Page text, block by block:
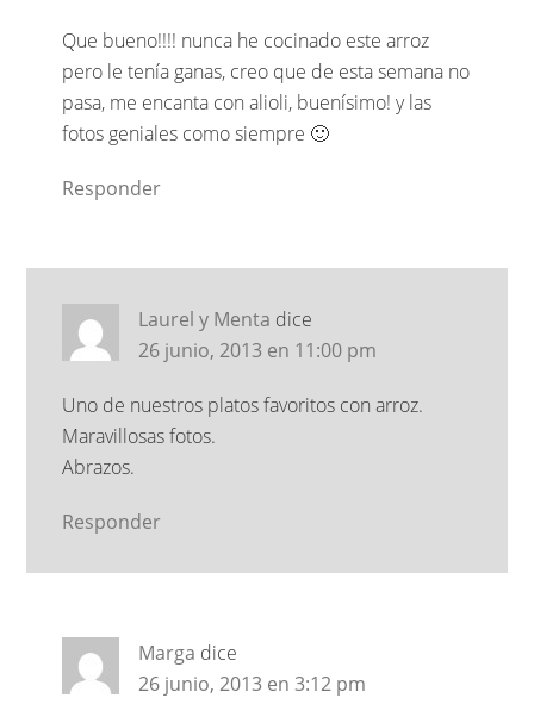
Que bueno!!!! nunca he cocinado este arroz
pero le tenía ganas, creo que de esta semana no
pasa, me encanta con alioli, buenísimo! y las
fotos geniales como siempre 🙂
Responder
Laurel y Menta dice
26 junio, 2013 en 11:00 pm
Uno de nuestros platos favoritos con arroz.
Maravillosas fotos.
Abrazos.
Responder
Marga dice
26 junio, 2013 en 3:12 pm